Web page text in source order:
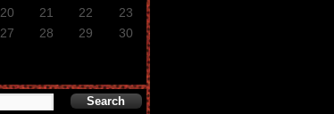
20 21 22
23
27 28 29
30